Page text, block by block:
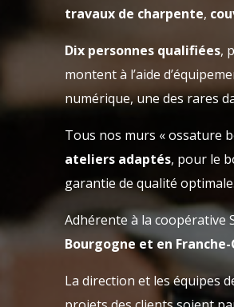
travaux de charpente,
Dix personnes qualifiées,
montent à l’aide
numérique, une des rares
Tous nos murs « ossature
ateliers adaptés, pour le
garantie de qualité optimale.
Adhérente à la coopérative
Bourgogne et en
La direction et les équipes